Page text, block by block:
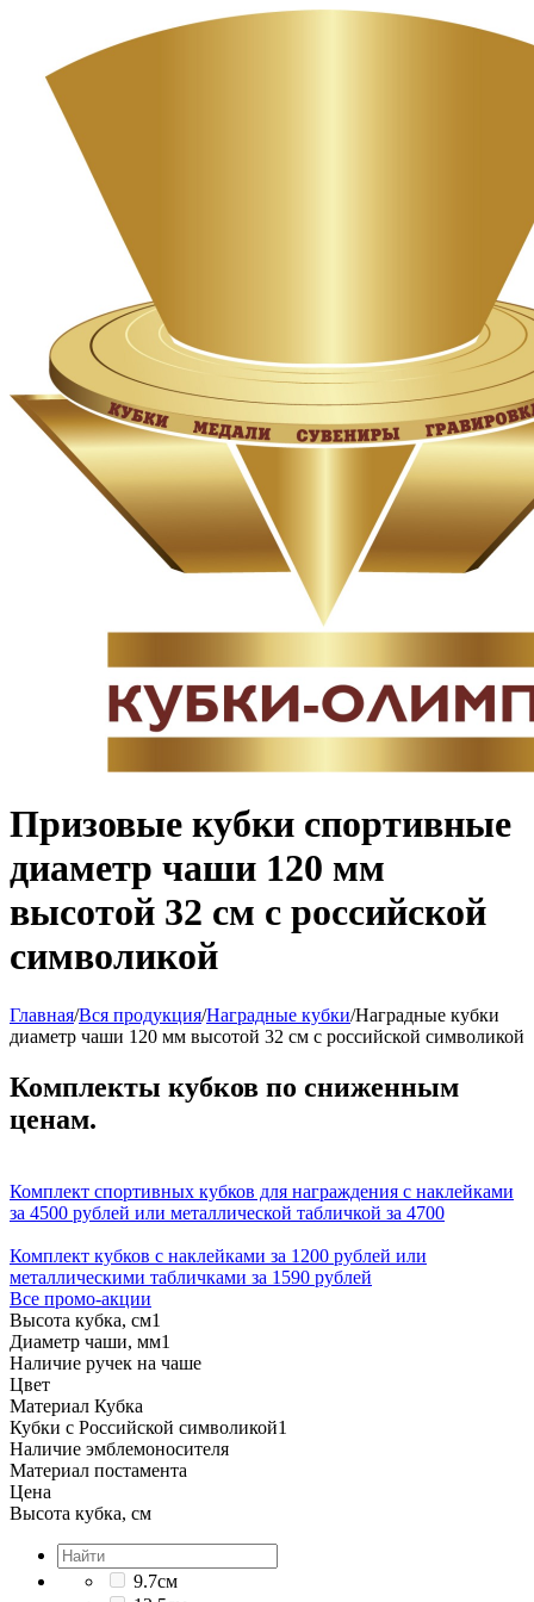
Призовые кубки спортивные
диаметр чаши 120 мм
высотой 32 см с российской
символикой
Главная/Вся продукция/Наградные кубки/Наградные кубки
диаметр чаши 120 мм высотой 32 см с российской символикой
Комплекты кубков по сниженным
ценам.
Комплект спортивных кубков для награждения с наклейками
за 4500 рублей или металлической табличкой за 4700
Комплект кубков с наклейками за 1200 рублей или
металлическими табличками за 1590 рублей
Все промо-акции
Высота кубка, см1
Диаметр чаши, мм1
Наличие ручек на чаше
Цвет
Материал Кубка
Кубки с Российской символикой1
Наличие эмблемоносителя
Материал постамента
Цена
Высота кубка, см
9.7см